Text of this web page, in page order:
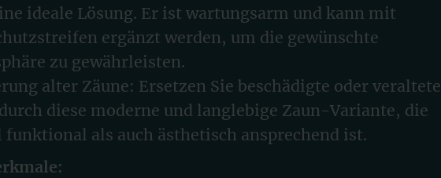
ideale Lösung. Er ist wartungsarm und kann mit
ergänzt werden, um die gewünschte
zu gewährleisten.
alter Zäune: Ersetzen Sie beschädigte oder veraltete
diese moderne und langlebige Zaun-Variante, die
funktional als auch ästhetisch ansprechend ist.